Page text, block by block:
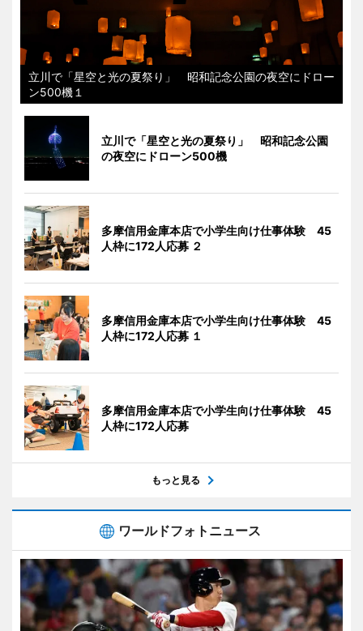
立川で「星空と光の夏祭り」 昭和記念公園の夜空にドロー
ン500機１
立川で「星空と光の夏祭り」 昭和記念公園
の夜空にドローン500機
多摩信用金庫本店で小学生向け仕事体験 45
人枠に172人応募 ２
多摩信用金庫本店で小学生向け仕事体験 45
人枠に172人応募 １
多摩信用金庫本店で小学生向け仕事体験 45
人枠に172人応募
もっと見る
ワールドフォトニュース